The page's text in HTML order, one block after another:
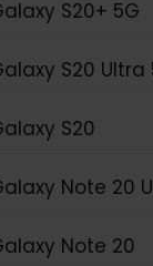
S20+ 5G
S20 Ultra
S20
Note 20
Note 20